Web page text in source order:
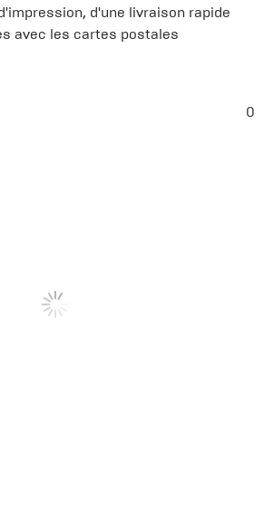
d'une livraison rapide
avec les cartes postales
0